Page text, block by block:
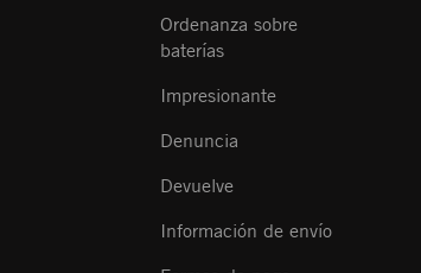
Ordenanza sobre
baterías
Impresionante
Denuncia
Devuelve
Información de envío